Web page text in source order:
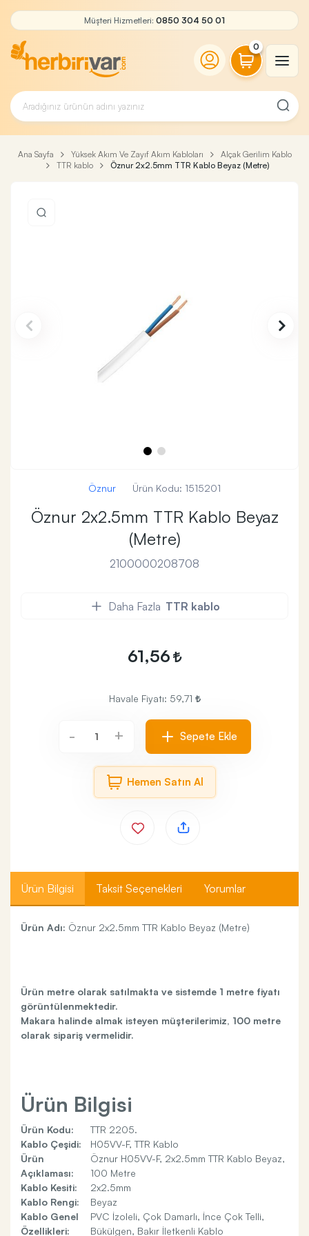
Müşteri Hizmetleri: 0850 304 50 01
0
Ana Sayfa Yüksek Akım Ve Zayıf Akım Kabloları
Alçak Gerilim Kablo
TTR kablo
Öznur 2x2.5mm TTR Kablo Beyaz (Metre)
Öznur Ürün Kodu: 1515201
Öznur 2x2.5mm TTR Kablo Beyaz
(Metre)
2100000208708
Daha Fazla TTR kablo
61,56
Havale Fiyatı: 59,71
- + Sepete Ekle
Hemen Satın Al
Ürün Bilgisi Taksit Seçenekleri Yorumlar
Ürün Adı: Öznur 2x2.5mm TTR Kablo Beyaz (Metre)
Ürün metre olarak satılmakta ve sistemde 1 metre fiyatı
görüntülenmektedir.
Makara halinde almak isteyen müşterilerimiz, 100 metre
olarak sipariş vermelidir.
Ürün Bilgisi
Ürün Kodu:
TTR 2205.
Kablo Çeşidi:
H05VV-F, TTR Kablo
Ürün
Açıklaması:
Öznur H05VV-F, 2x2.5mm TTR Kablo Beyaz,
100 Metre
Kablo Kesiti:
2x2.5mm
Kablo Rengi:
Beyaz
Kablo Genel
Özellikleri:
PVC İzoleli, Çok Damarlı, İnce Çok Telli,
Bükülgen, Bakır İletkenli Kablo